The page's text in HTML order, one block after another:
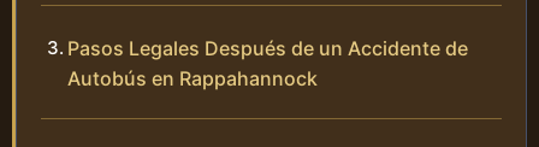
Pasos Legales Después de un Accidente de
Autobús en Rappahannock